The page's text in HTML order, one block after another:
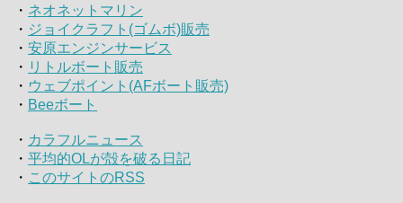
・ ネオネットマリン
・ ジョイクラフト(ゴムボ)販売
・ 安原エンジンサービス
・ リトルボート販売
・ ウェブポイント(AFボート販売)
・ Beeボート
・ カラフルニュース
・ 平均的OLが殻を破る日記
・ このサイトのRSS